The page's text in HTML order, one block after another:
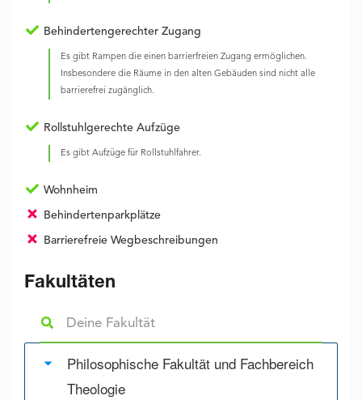
Behindertengerechter Zugang
Es gibt Rampen die einen barrierfreien Zugang ermöglichen.
Insbesondere die Räume in den alten Gebäuden sind nicht alle
barrierefrei zugänglich.
Rollstuhlgerechte Aufzüge
Es gibt Aufzüge für Rollstuhlfahrer.
Wohnheim
Behindertenparkplätze
Barrierefreie Wegbeschreibungen
Fakultäten
Philosophische Fakultät und Fachbereich
Theologie